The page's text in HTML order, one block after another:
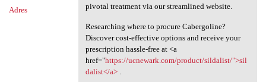
Adres
pivotal treatment via our streamlined website.
Researching where to procure Cabergoline?
Discover cost-effective options and receive your
prescription hassle-free at <a
href="https://ucnewark.com/product/sildalist/">sil
dalist</a>.